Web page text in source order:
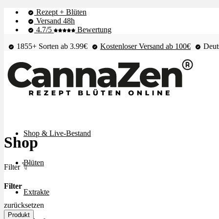
Rezept + Blüten
Versand 48h
4.7/5
Bewertung
1855+ Sorten ab 3.99€
Kostenloser Versand ab 100€
Shop & Live-Bestand
Blüten
Extrakte
Shop
Filter
Filter
zurücksetzen
Produkt